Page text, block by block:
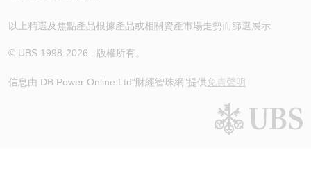
以上精選及焦點產品根據產品或相關資產市場走勢而篩選展示
© UBS 1998-2026 . 版權所有。
信息由 DB Power Online Ltd“財經智珠網”提供免責聲明